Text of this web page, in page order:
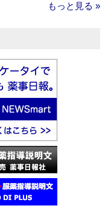
もっと見る »